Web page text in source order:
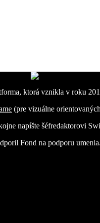
ktorá vznikla v roku
(pre vizuálne
napíšte šéfredaktorovi
Fond na podporu umenia.